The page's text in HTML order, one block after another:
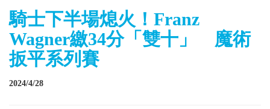
騎士下半場熄火！Franz
Wagner繳34分「雙十」 魔術
扳平系列賽
2024/4/28